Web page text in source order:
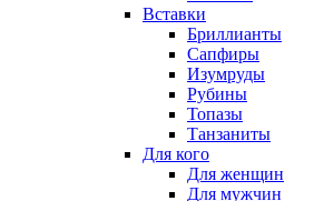
Вставки
Бриллианты
Сапфиры
Изумруды
Рубины
Топазы
Танзаниты
Для кого
Для женщин
Для мужчин